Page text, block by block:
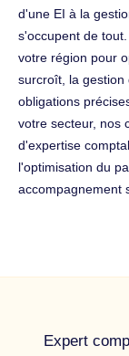
d'une EI à la
s'occupent de
votre région pour
surcroît, la gestion
obligations
votre secteur, nos
d'expertise
l'optimisation du
accompagnement
Expert